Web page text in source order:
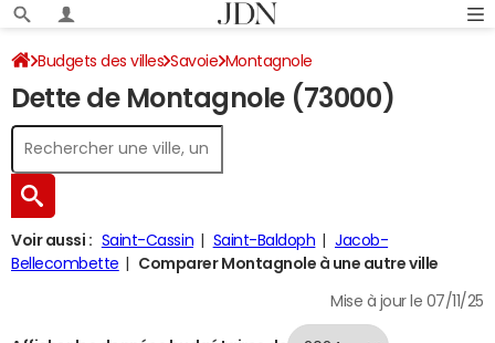
Budgets des villes Savoie Montagnole
Dette au 31/12/2024
Dette de Montagnole (73000)
Voir aussi : Saint-Cassin Saint-Baldoph
Jacob-
Bellecombette
Comparer Montagnole à une autre ville
Mise à jour le 07/11/25